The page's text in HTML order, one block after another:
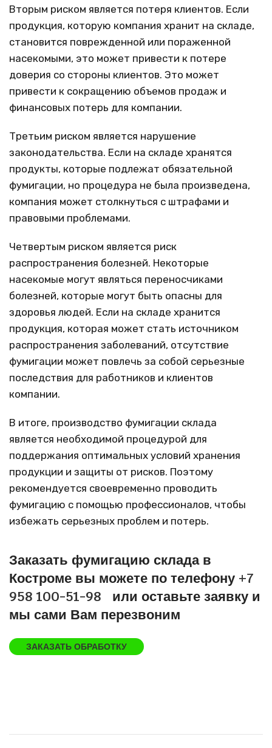
Вторым риском является потеря клиентов. Если
продукция, которую компания хранит на складе,
становится поврежденной или пораженной
насекомыми, это может привести к потере
доверия со стороны клиентов. Это может
привести к сокращению объемов продаж и
финансовых потерь для компании.
Третьим риском является нарушение
законодательства. Если на складе хранятся
продукты, которые подлежат обязательной
фумигации, но процедура не была произведена,
компания может столкнуться с штрафами и
правовыми проблемами.
Четвертым риском является риск
распространения болезней. Некоторые
насекомые могут являться переносчиками
болезней, которые могут быть опасны для
здоровья людей. Если на складе хранится
продукция, которая может стать источником
распространения заболеваний, отсутствие
фумигации может повлечь за собой серьезные
последствия для работников и клиентов
компании.
В итоге, производство фумигации склада
является необходимой процедурой для
поддержания оптимальных условий хранения
продукции и защиты от рисков. Поэтому
рекомендуется своевременно проводить
фумигацию с помощью профессионалов, чтобы
избежать серьезных проблем и потерь.
Заказать фумигацию склада в
Костроме вы можете по телефону +7
958 100-51-98
или оставьте заявку и
мы сами Вам перезвоним
ЗАКАЗАТЬ ОБРАБОТКУ